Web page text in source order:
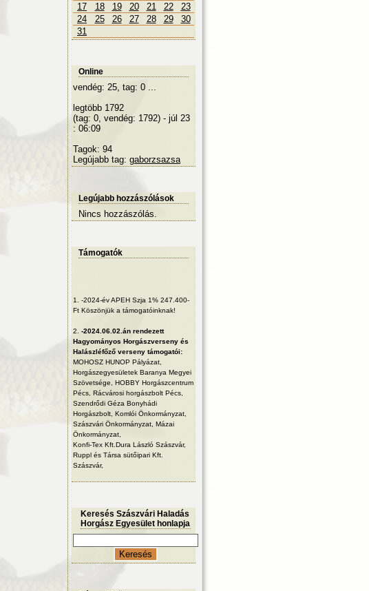
17
18 19 20 21 22
23
24
25 26 27 28 29
30
31
Online
vendég: 25, tag: 0 ...
legtöbb 1792
(tag: 0, vendég: 1792) - júl 23
: 06:09
Tagok: 94
Legújabb tag: gaborzsazsa
Legújabb hozzászólások
Nincs hozzászólás.
Támogatók
1.
-2024-év APEH Szja 1% 247.400-
Ft Köszönjük a támogatóinknak!
2.
-2024.06.02.án rendezett
Hagyományos Horgászverseny és
Halászléfőző verseny támogatói:
MOHOSZ HUNOP Pályázat,
Horgászegyesületek Baranya Megyei
Szövetsége, HOBBY Horgászcentrum
Pécs, Rácvárosi horgászbolt Pécs,
Szendrődi Géza Bonyhádi
Horgászbolt, Komlói Önkormányzat,
Szászvári Önkormányzat, Mázai
Önkormányzat,
Konfi-Tex Kft.Dura László Szászvár,
Ruppl és Társa sütőipari Kft.
Szászvár,
Keresés Szászvári Haladás
Horgász Egyesület honlapja